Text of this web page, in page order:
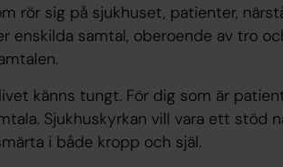
rör sig på sjukhuset, patienter,
enskilda samtal, oberoende av tro
känns tungt. För dig som är
Sjukhuskyrkan vill vara ett stöd
i både kropp och själ.